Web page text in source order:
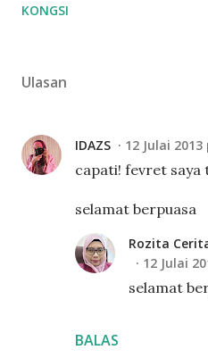
KONGSI
Ulasan
IDAZS 12 Julai 2013
capati! fevret saya
selamat berpuasa
BALAS
Rozita
12 Julai
selamat